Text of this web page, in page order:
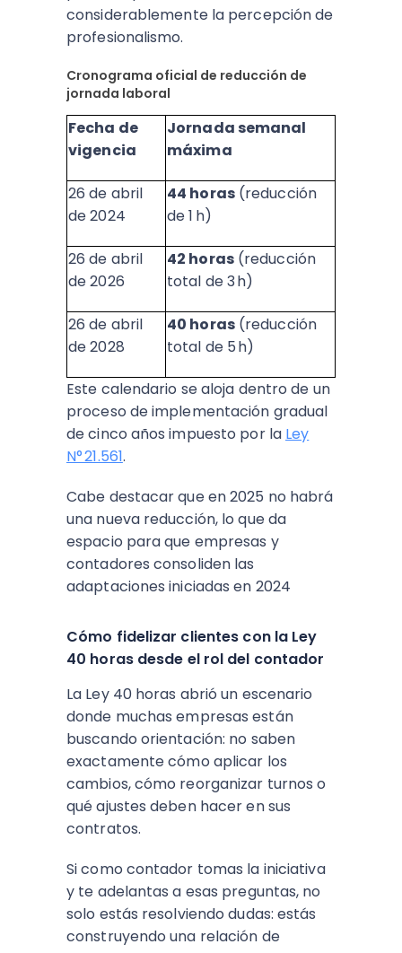
considerablemente la percepción de
profesionalismo.
Cronograma oficial de reducción de
jornada laboral
Fecha de
vigencia
Jornada semanal
máxima
26 de abril
de 2024
44 horas(reducción
de 1 h)
26 de abril
de 2026
42 horas(reducción
total de 3 h)
26 de abril
de 2028
40 horas(reducción
total de 5 h)
Este calendario se aloja dentro de un
proceso de implementación gradual
de cinco años impuesto por la Ley
N° 21.561.
Cabe destacar que en 2025 no habrá
una nueva reducción, lo que da
espacio para que empresas y
contadores consoliden las
adaptaciones iniciadas en 2024
Cómo fidelizar clientes con la Ley
40 horas desde el rol del contador
La Ley 40 horas abrió un escenario
donde muchas empresas están
buscando orientación: no saben
exactamente cómo aplicar los
cambios, cómo reorganizar turnos o
qué ajustes deben hacer en sus
contratos.
Si como contador tomas la iniciativa
y te adelantas a esas preguntas, no
solo estás resolviendo dudas: estás
construyendo una relación de